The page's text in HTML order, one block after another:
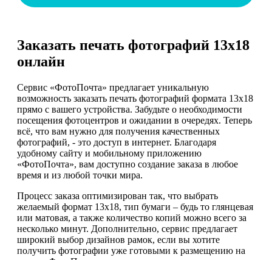
Заказать печать фотографий 13х18
онлайн
Сервис «ФотоПочта» предлагает уникальную
возможность заказать печать фотографий формата 13х18
прямо с вашего устройства. Забудьте о необходимости
посещения фотоцентров и ожидании в очередях. Теперь
всё, что вам нужно для получения качественных
фотографий, - это доступ в интернет. Благодаря
удобному сайту и мобильному приложению
«ФотоПочта», вам доступно создание заказа в любое
время и из любой точки мира.
Процесс заказа оптимизирован так, что выбрать
желаемый формат 13х18, тип бумаги – будь то глянцевая
или матовая, а также количество копий можно всего за
несколько минут. Дополнительно, сервис предлагает
широкий выбор дизайнов рамок, если вы хотите
получить фотографии уже готовыми к размещению на